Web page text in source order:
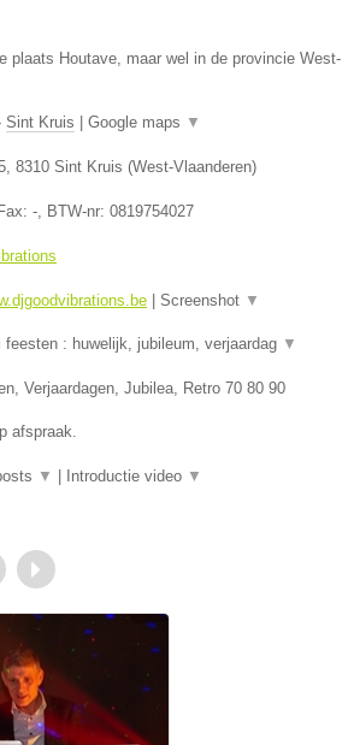
plaats Houtave, maar wel in de provincie West-
Sint Kruis Google maps ▼
8310 Sint Kruis (West-Vlaanderen)
Fax: - , BTW-nr: 0819754027
Screenshot ▼
feesten : huwelijk, jubileum, verjaardag ▼
Verjaardagen, Jubilea, Retro 70 80 90
afspraak.
▼ Introductie video ▼